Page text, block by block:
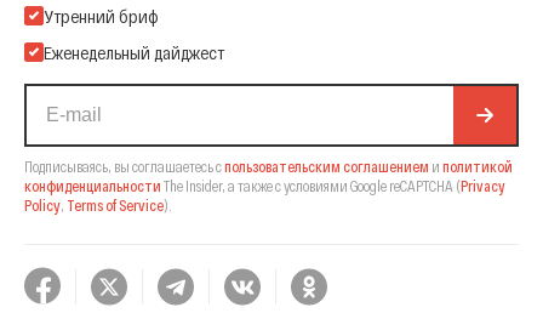
Подпишитесь на нашу Email-рассылку
Утренний бриф
Еженедельный дайджест
Подписываясь, вы соглашаетесь спользовательским соглашением и политикой
конфиденциальности The Insider, а также с условиями Google reCAPTCHA (Privacy
Policy, Terms of Service).